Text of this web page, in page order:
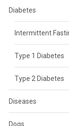
Diabetes
Intermittent
Type 1 Diabetes
Type 2 Diabetes
Diseases
Dogs